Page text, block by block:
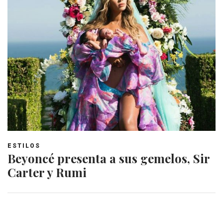
ESTILOS
Beyoncé presenta a sus gemelos, Sir
Carter y Rumi